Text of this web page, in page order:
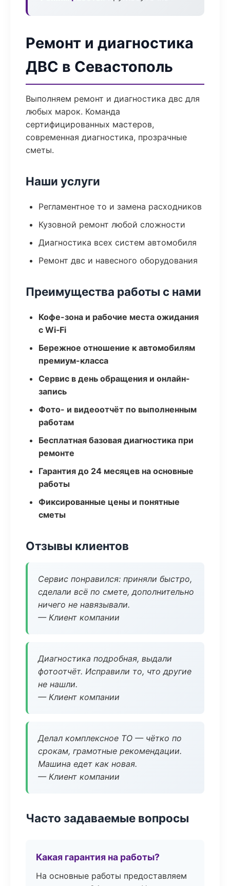
Ремонт и диагностика
ДВС в Севастополь
Выполняем ремонт и диагностика двс для
любых марок. Команда
сертифицированных мастеров,
современная диагностика, прозрачные
сметы.
Наши услуги
Регламентное то и замена расходников
Кузовной ремонт любой сложности
Диагностика всех систем автомобиля
Ремонт двс и навесного оборудования
Преимущества работы с нами
Кофе-зона и рабочие места ожидания
с Wi‑Fi
Бережное отношение к автомобилям
премиум-класса
Сервис в день обращения и онлайн-
запись
Фото- и видеоотчёт по выполненным
работам
Бесплатная базовая диагностика при
ремонте
Гарантия до 24 месяцев на основные
работы
Фиксированные цены и понятные
сметы
Отзывы клиентов
Сервис понравился: приняли быстро,
сделали всё по смете, дополнительно
ничего не навязывали.
— Клиент компании
Диагностика подробная, выдали
фотоотчёт. Исправили то, что другие
не нашли.
— Клиент компании
Делал комплексное ТО — чётко по
срокам, грамотные рекомендации.
Машина едет как новая.
— Клиент компании
Часто задаваемые вопросы
Какая гарантия на работы?
На основные работы предоставляем